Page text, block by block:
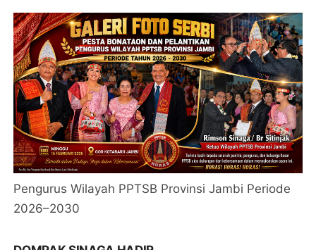
Pengurus Wilayah PPTSB Provinsi Jambi Periode
2026–2030